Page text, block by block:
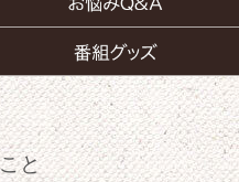
と